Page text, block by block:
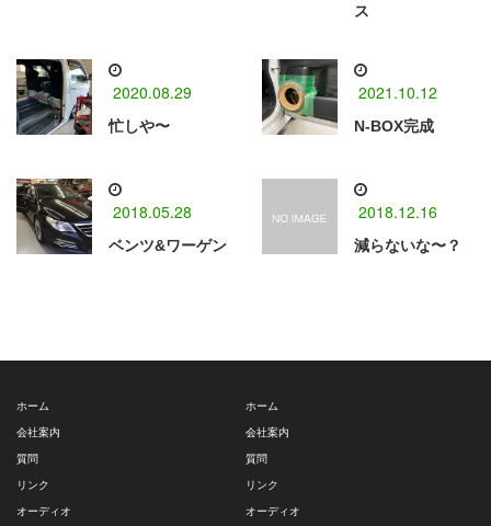
ス
2020.08.29
忙しや〜
2021.10.12
N-BOX完成
2018.05.28
ベンツ&ワーゲン
2018.12.16
減らないな〜？
ホーム
会社案内
質問
リンク
オーディオ
ホーム
会社案内
質問
リンク
オーディオ